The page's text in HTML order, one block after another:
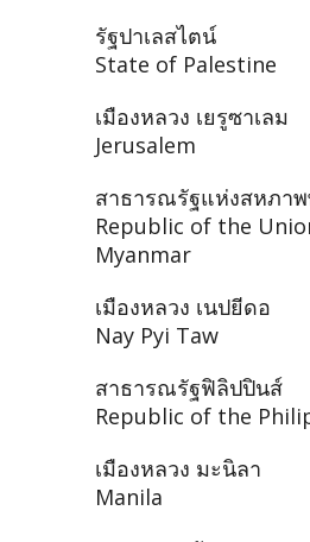
รัฐปาเลสไตน์
State of Palestine
เมืองหลวง เยรูซาเลม
Jerusalem
สาธารณรัฐแห่งสหภา
Republic of the
Myanmar
เมืองหลวง เนปยีดอ
Nay Pyi Taw
สาธารณรัฐฟิลิปปินส์
Republic of the
เมืองหลวง มะนิลา
Manila